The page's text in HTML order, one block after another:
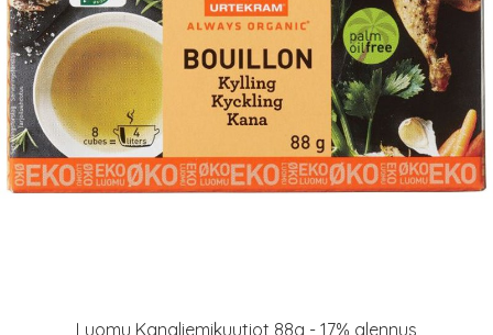
Luomu Kanaliemikuutiot 88g - 17% alennus